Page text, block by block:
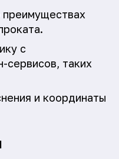
с
сервисов, таких
и координаты